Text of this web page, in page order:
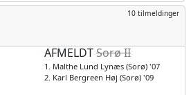
10 tilmeldinger
AFMELDTSorø II
1. Malthe Lund Lynæs (Sorø) '07
2. Karl Bergreen Høj (Sorø) '09